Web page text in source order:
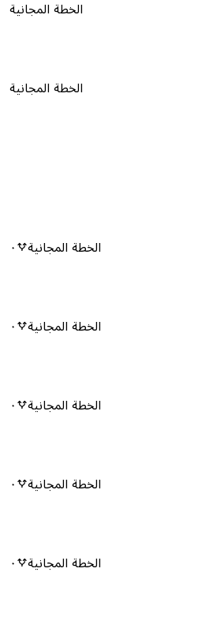
الخطة المجانية
الخطة المجانية
الخطة المجانية ٠
الخطة المجانية ٠
الخطة المجانية ٠
الخطة المجانية ٠
الخطة المجانية ٠